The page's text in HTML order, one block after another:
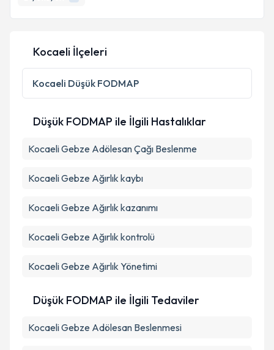
Kocaeli İlçeleri
Kocaeli Düşük FODMAP
Düşük FODMAP ile İlgili Hastalıklar
Kocaeli Gebze Adölesan Çağı Beslenme
Kocaeli Gebze Ağırlık kaybı
Kocaeli Gebze Ağırlık kazanımı
Kocaeli Gebze Ağırlık kontrolü
Kocaeli Gebze Ağırlık Yönetimi
Düşük FODMAP ile İlgili Tedaviler
Kocaeli Gebze Adölesan Beslenmesi